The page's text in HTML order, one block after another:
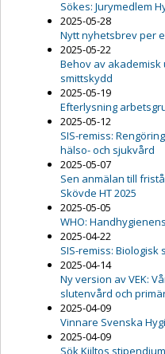
Sökes: Jurymedlem
2025-05-28
Nytt nyhetsbrev per
2025-05-22
Behov av
smittskydd
2025-05-19
Efterlysning
2025-05-12
SIS-remiss:
hälso- och sjukvård
2025-05-07
Sen anmälan till
Skövde HT 2025
2025-05-05
WHO:
2025-04-22
SIS-remiss: Biologisk
2025-04-14
Ny version av VEK:
slutenvård och
2025-04-09
Vinnare Svenska
2025-04-09
Sök Kiiltos